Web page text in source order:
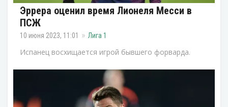
Эррера оценил время Лионеля Месси в
ПСЖ
10 июня 2023, 11:01 Лига 1
Испанец восхищается игрой бывшего форварда.